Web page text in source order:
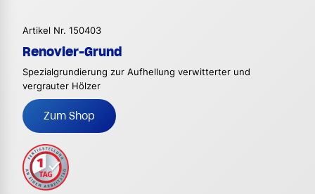
Artikel Nr. 150403
Renovier-Grund
Spezialgrundierung zur Aufhellung verwitterter und
vergrauter Hölzer
Zum Shop